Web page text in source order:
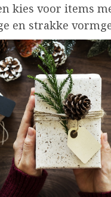
kies voor items
en strakke